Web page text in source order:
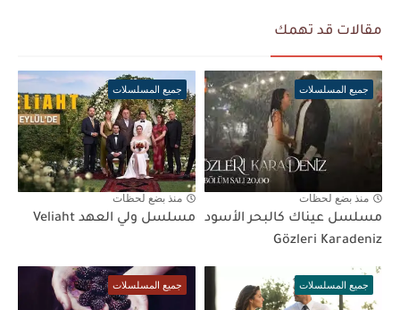
مقالات قد تهمك
جميع المسلسلات
منذ بضع لحظات
مسلسل عيناك كالبحر الأسود
Gözleri Karadeniz
جميع المسلسلات
منذ بضع لحظات
مسلسل ولي العهد Veliaht
جميع المسلسلات جميع المسلسلات